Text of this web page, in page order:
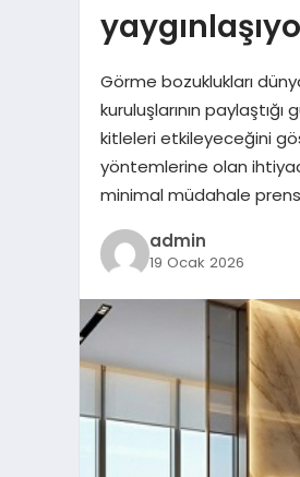
Görme bozuklukları
kuruluşlarının
kitleleri etkileyeceğini
yöntemlerine olan
minimal müdahale
admin
19 Ocak 2026